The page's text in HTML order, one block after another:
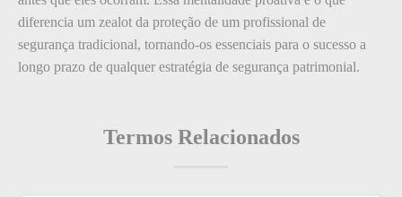
diferencia um zealot da proteção de um profissional de
segurança tradicional, tornando-os essenciais para o sucesso a
longo prazo de qualquer estratégia de segurança patrimonial.
Termos Relacionados